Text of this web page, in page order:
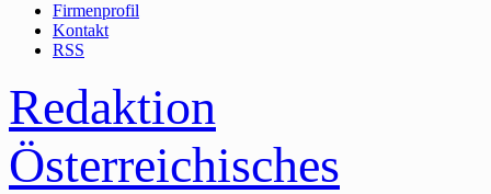
Firmenprofil
Kontakt
RSS
Redaktion
Österreichisches